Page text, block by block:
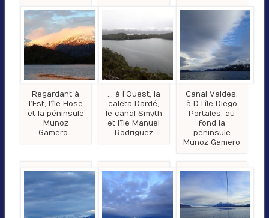
Regardant à
l’Est, l’île Hose
et la péninsule
Munoz
Gamero…
… à l’Ouest, la
caleta Dardé,
le canal Smyth
et l’île Manuel
Rodriguez
Canal Valdes,
à D l’île Diego
Portales, au
fond la
péninsule
Munoz Gamero